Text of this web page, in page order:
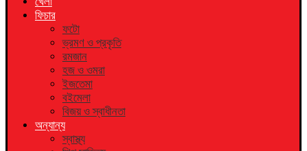
ফিচার
ফটো
ভ্রমণ ও প্রকৃতি
রমজান
হজ ও ওমরা
ইজতেমা
বইমেলা
বিজয় ও স্বাধীনতা
অন্যান্য
স্বাস্থ্য